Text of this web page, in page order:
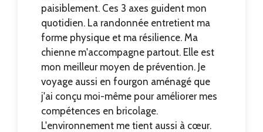
paisiblement. Ces 3 axes guident mon
quotidien. La randonnée entretient ma
forme physique et ma résilience. Ma
chienne m'accompagne partout. Elle est
mon meilleur moyen de prévention. Je
voyage aussi en fourgon aménagé que
j'ai conçu moi-même pour améliorer mes
compétences en bricolage.
L'environnement me tient aussi à cœur.